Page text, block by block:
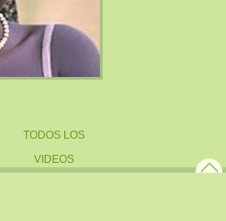
TODOS LOS
VIDEOS